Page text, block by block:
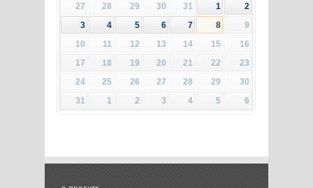
27 28 29 30 31 1
2
3
4 5 6 7 8
9
10
11 12 13 14 15
16
17
18 19 20 21 22
23
24
25 26 27 28 29
30
31
1 2 3 4 5 6